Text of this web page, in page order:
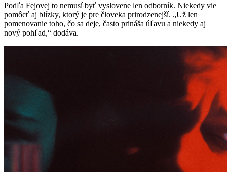
Podľa Fejovej to nemusí byť vyslovene len odborník. Niekedy vie
pomôcť aj blízky, ktorý je pre človeka prirodzenejší. „Už len
pomenovanie toho, čo sa deje, často prináša úľavu a niekedy aj
nový pohľad,“ dodáva.